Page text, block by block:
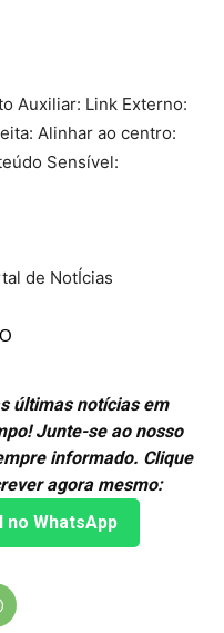
Auxiliar: Link Externo:
Alinhar ao centro:
Sensível:
de NotÍcias
últimas notícias em
Junte-se ao nosso
informado. Clique
agora mesmo:
WhatsApp